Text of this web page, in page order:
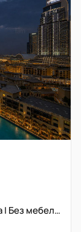
Полный вид на Бурж Халифа | Свободна | Без мебели | Высокий этаж